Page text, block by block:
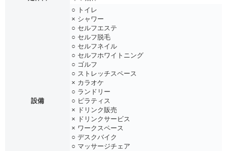
設備
○ トイレ
× シャワー
○ セルフエステ
○ セルフ脱毛
○ セルフネイル
○ セルフホワイトニング
○ ゴルフ
○ ストレッチスペース
× カラオケ
○ ランドリー
○ ピラティス
× ドリンク販売
× ドリンクサービス
× ワークスペース
○ デスクバイク
○ マッサージチェア